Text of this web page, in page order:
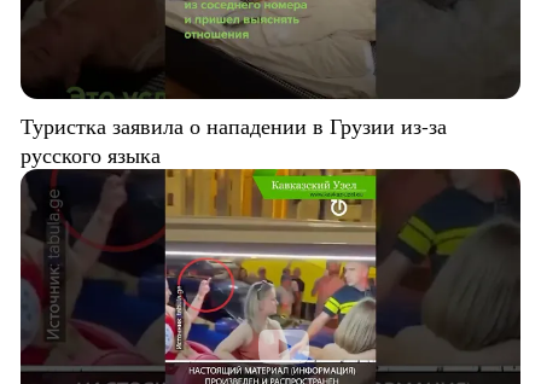
Туристка заявила о нападении в Грузии из-за
русского языка